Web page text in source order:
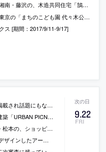
造共同住宅「鵠ノ杜舎」の内覧会が開催 [2017/10/5]
木公園」の内覧会と大島芳彦らのトークイベントが開催 [2017/9/30]
ス [期間：2017/9/11-9/17]
9.22
FRI
宅の、コンクリートを打ち終わった後の写真
」（2017/11/5まで訪問可能）
内の店舗「ファイブホルン」
ピース「Prism」の動画